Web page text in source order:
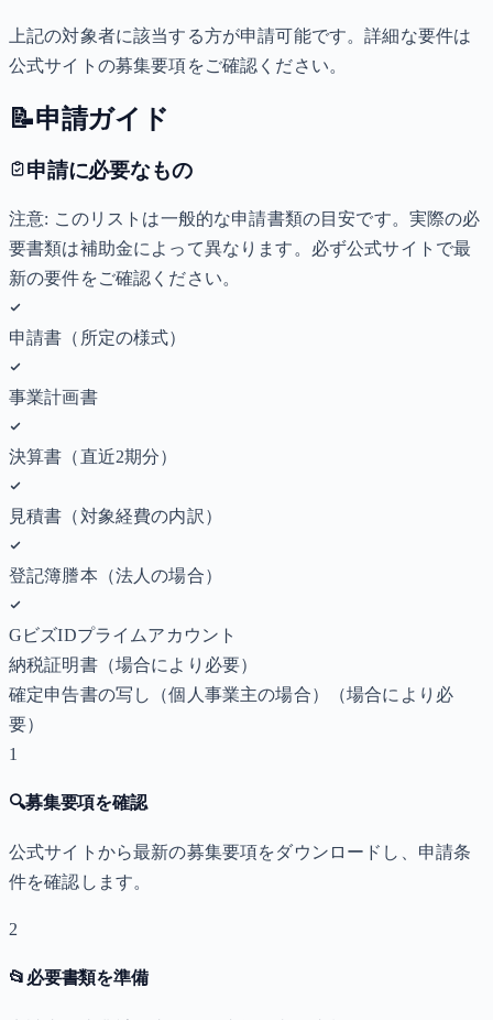
上記の対象者に該当する方が申請可能です。詳細な要件は
公式サイトの募集要項をご確認ください。
📝申請ガイド
申請に必要なもの
注意: このリストは一般的な申請書類の目安です。実際の必
要書類は補助金によって異なります。必ず公式サイトで最
新の要件をご確認ください。
申請書（所定の様式）
事業計画書
決算書（直近2期分）
見積書（対象経費の内訳）
登記簿謄本（法人の場合）
GビズIDプライムアカウント
納税証明書（場合により必要）
確定申告書の写し（個人事業主の場合）
（場合により必
要）
1
🔍募集要項を確認
公式サイトから最新の募集要項をダウンロードし、申請条
件を確認します。
2
📂 必要書類を準備